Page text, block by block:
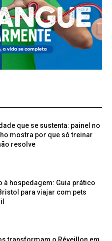
que se sustenta: painel no
mostra por que só treinar
resolve
à hospedagem: Guia prático
para viajar com pets